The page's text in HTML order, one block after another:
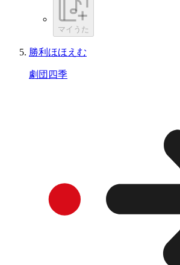
マイうた
勝利ほほえむ
劇団四季